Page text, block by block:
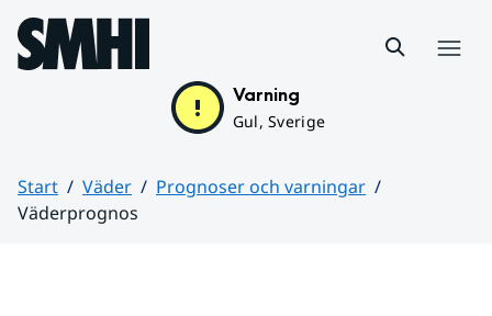
Hoppa till sidans innehåll
Varning
Gul, Sverige
Start Väder
Prognoser och varningar
Väderprognos